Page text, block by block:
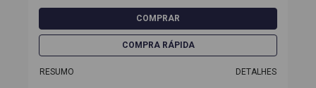
RESUMO DETALHES